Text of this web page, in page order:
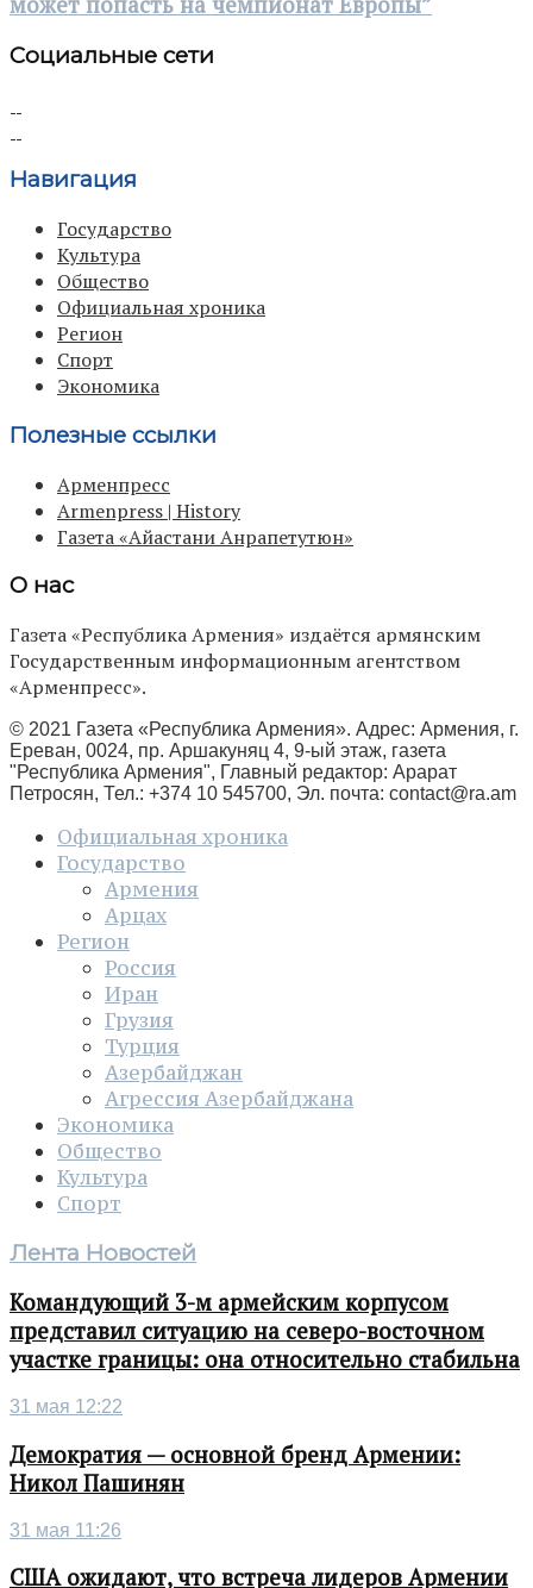
Социальные сети
Навигация
Государство
Культура
Общество
Официальная хроника
Регион
Спорт
Экономика
Полезные ссылки
Арменпресс
Armenpress | History
Газета «Айастани Анрапетутюн»
О нас
Газета «Республика Армения» издаётся армянским
Государственным информационным агентством
«Арменпресс».
© 2021 Газета «Республика Армения». Адрес: Армения, г.
Ереван, 0024, пр. Аршакуняц 4, 9-ый этаж, газета
"Республика Армения", Главный редактор: Арарат
Петросян, Тел.: +374 10 545700, Эл. почта: contact@ra.am
Официальная хроника
Государство
Армения
Арцах
Регион
Россия
Иран
Грузия
Турция
Азербайджан
Агрессия Азербайджана
Экономика
Общество
Культура
Спорт
Лента Новостей
Командующий 3-м армейским корпусом
представил ситуацию на северо-восточном
участке границы: она относительно стабильна
31 мая 12:22
Демократия — основной бренд Армении:
Никол Пашинян
31 мая 11:26
США ожидают, что встреча лидеров Армении